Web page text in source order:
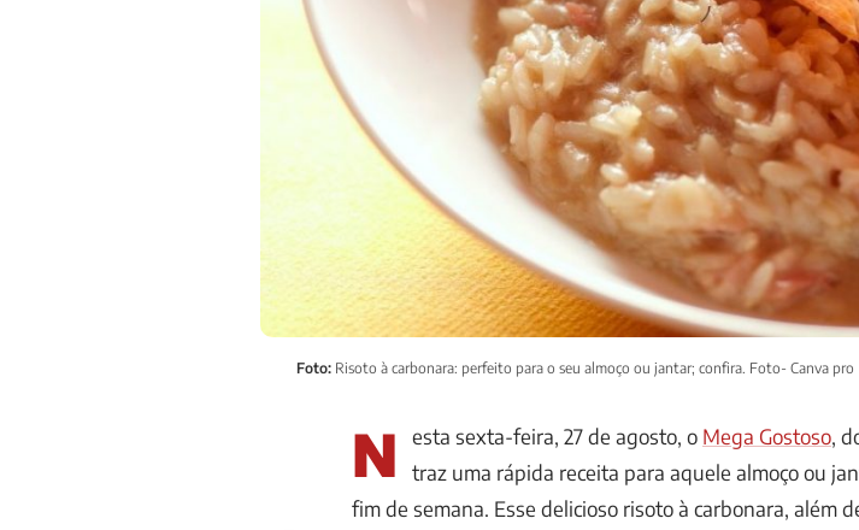
Foto: Risoto à carbonara: perfeito para o seu almoço ou jantar; confira. Foto- Canva pro
N esta sexta-feira, 27 de agosto, o Mega Gostoso,
traz uma rápida receita para aquele almoço ou
fim de semana. Esse delicioso risoto à carbonara, além